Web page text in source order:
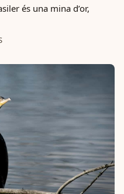
és una mina d’or,